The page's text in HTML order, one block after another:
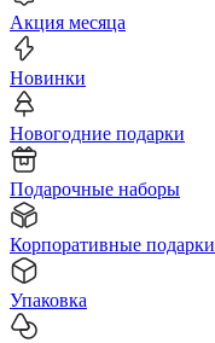
Акция месяца
Новинки
Новогодние подарки
Подарочные наборы
Корпоративные подарки
Упаковка